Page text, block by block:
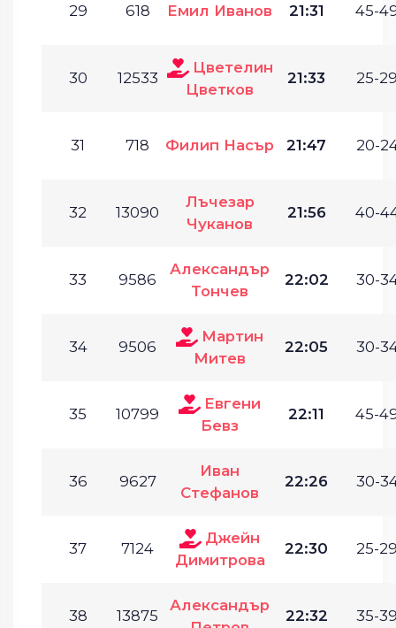
29 618 Емил Иванов 21:31 45-
30 12533
Цветелин
Цветков
21:33 25-
31 718 Филип Насър 21:47 20-
32 13090
Лъчезар
Чуканов
21:56 40-
33 9586
Александър
Тончев
22:02 30-
34 9506
Мартин
Митев
22:05 30-
35 10799
Евгени
Бевз
22:11 45-
36 9627
Иван
Стефанов
22:26 30-
37 7124
Джейн
Димитрова
22:30 25-
38 13875
Александър
22:32 35-